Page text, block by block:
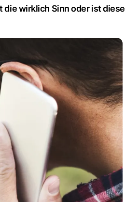
die wirklich Sinn oder ist diese